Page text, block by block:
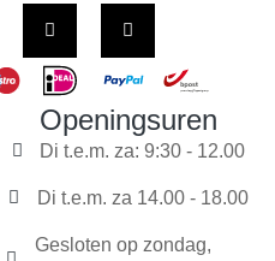
Openingsuren
Di t.e.m. za: 9:30 - 12.00
Di t.e.m. za 14.00 - 18.00
Gesloten op zondag,